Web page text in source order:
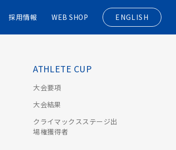
採用情報 WEB SHOP ENGLISH
ATHLETE CUP
大会要項
大会結果
クライマックスステージ出
場権獲得者